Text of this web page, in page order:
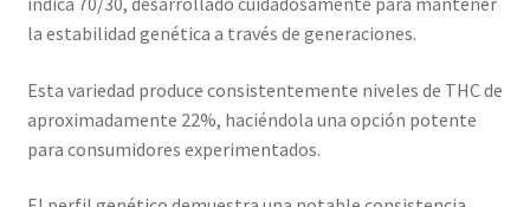
la estabilidad genética a través de generaciones.
Esta variedad produce consistentemente niveles de THC de
aproximadamente 22%, haciéndola una opción potente
para consumidores experimentados.